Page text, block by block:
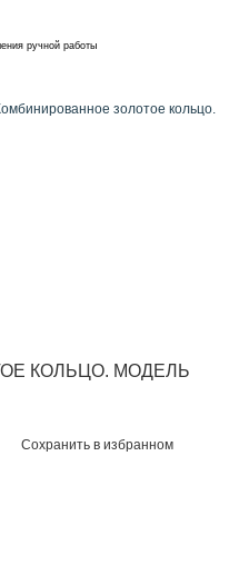
ручной работы
золотое кольцо.
КОЛЬЦО. МОДЕЛЬ
Сохранить в избранном